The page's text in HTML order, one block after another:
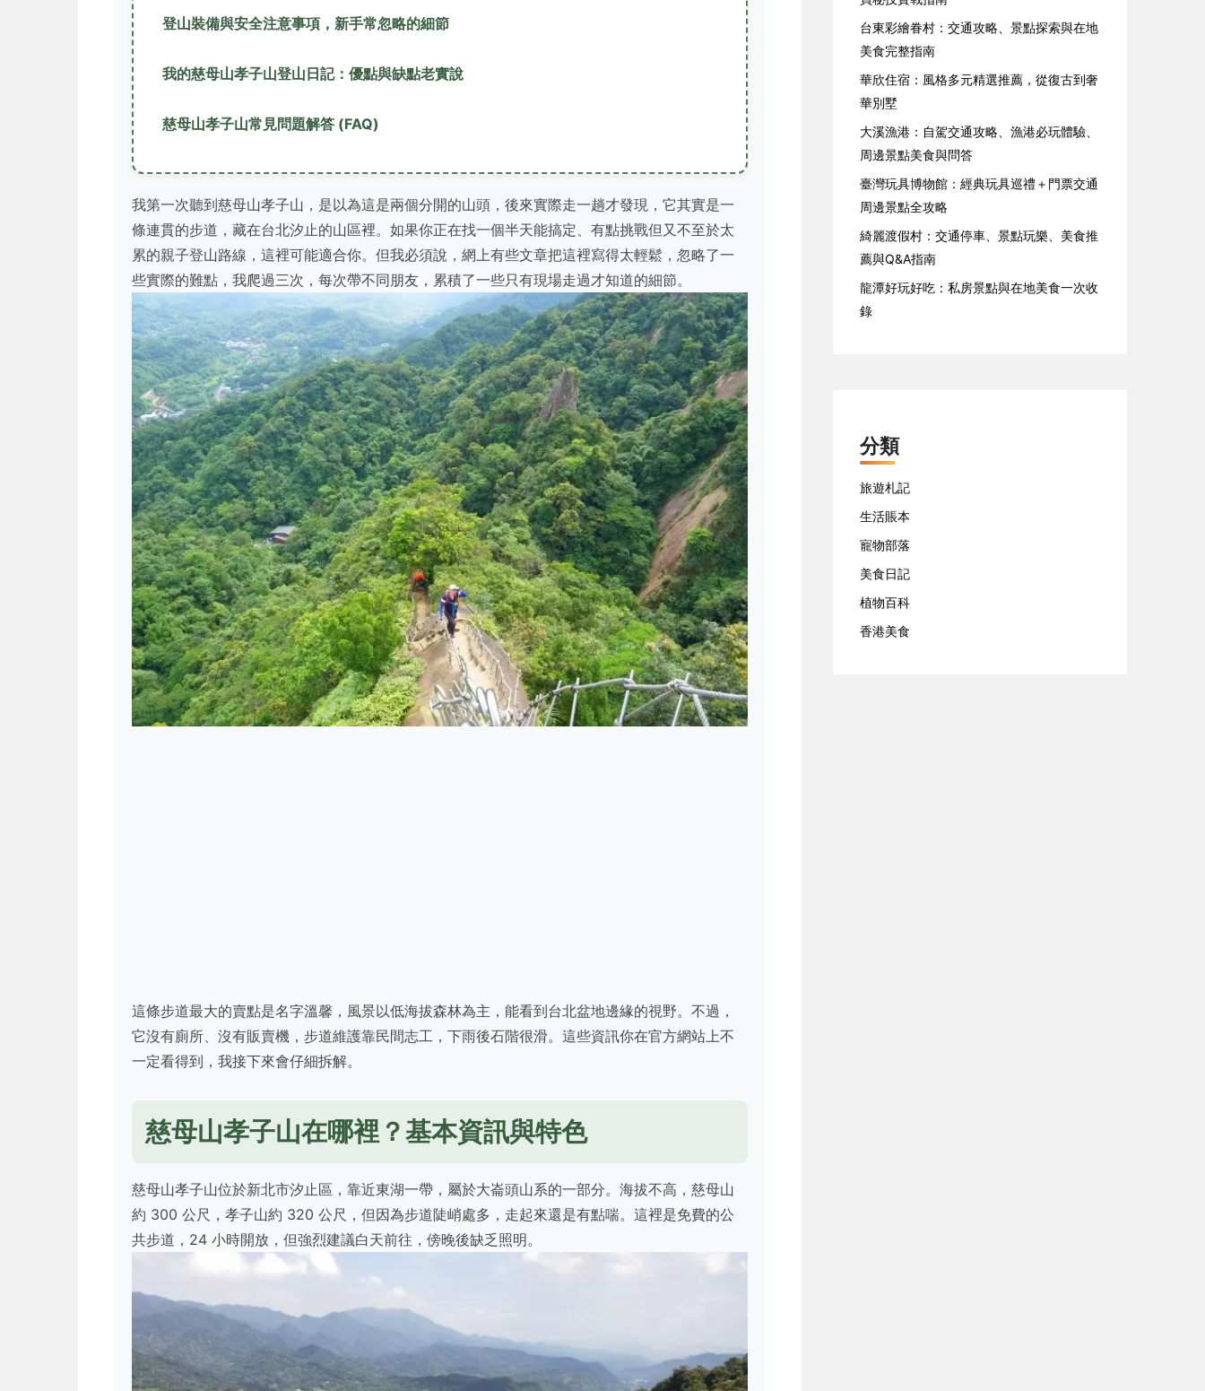
登山裝備與安全注意事項，新手常忽略的細節
我的慈母山孝子山登山日記：優點與缺點老實說
慈母山孝子山常見問題解答 (FAQ)
我第一次聽到慈母山孝子山，是以為這是兩個分開的山頭，後來實際走一趟才發現，它其實是一
條連貫的步道，藏在台北汐止的山區裡。如果你正在找一個半天能搞定、有點挑戰但又不至於太
累的親子登山路線，這裡可能適合你。但我必須說，網上有些文章把這裡寫得太輕鬆，忽略了一
些實際的難點，我爬過三次，每次帶不同朋友，累積了一些只有現場走過才知道的細節。
這條步道最大的賣點是名字溫馨，風景以低海拔森林為主，能看到台北盆地邊緣的視野。不過，
它沒有廁所、沒有販賣機，步道維護靠民間志工，下雨後石階很滑。這些資訊你在官方網站上不
一定看得到，我接下來會仔細拆解。
慈母山孝子山在哪裡？基本資訊與特色
慈母山孝子山位於新北市汐止區，靠近東湖一帶，屬於大崙頭山系的一部分。海拔不高，慈母山
約 300 公尺，孝子山約 320 公尺，但因為步道陡峭處多，走起來還是有點喘。這裡是免費的公
共步道，24 小時開放，但強烈建議白天前往，傍晚後缺乏照明。
台東彩繪眷村：交通攻略、景點探索與在地
美食完整指南
華欣住宿：風格多元精選推薦，從復古到奢
華別墅
大溪漁港：自駕交通攻略、漁港必玩體驗、
周邊景點美食與問答
臺灣玩具博物館：經典玩具巡禮＋門票交通
周邊景點全攻略
綺麗渡假村：交通停車、景點玩樂、美食推
薦與Q&A指南
龍潭好玩好吃：私房景點與在地美食一次收
錄
分類
旅遊札記
生活賬本
寵物部落
美食日記
植物百科
香港美食